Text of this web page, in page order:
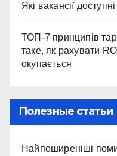
Які вакансії
ТОП-7 принципів
таке, як рахувати
окупається
Полезные статьи
Найпоширеніші